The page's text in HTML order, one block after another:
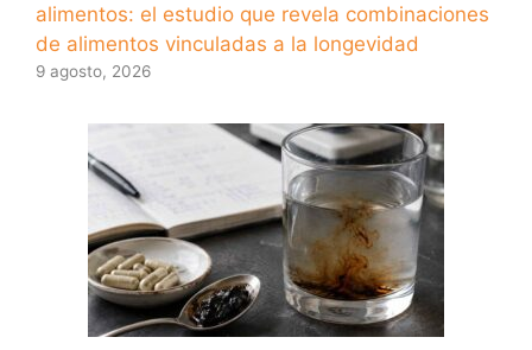
alimentos: el estudio que revela combinaciones
de alimentos vinculadas a la longevidad
9 agosto, 2026